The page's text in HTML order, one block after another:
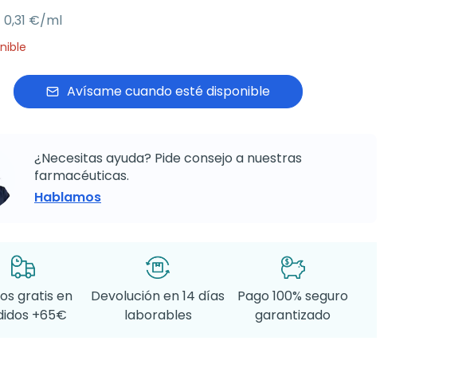
0,31 €/ml
Avísame cuando esté disponible
¿Necesitas ayuda? Pide consejo a nuestras
farmacéuticas.
Hablamos
gratis en
+65€
Devolución en 14 días
laborables
Pago 100% seguro
garantizado